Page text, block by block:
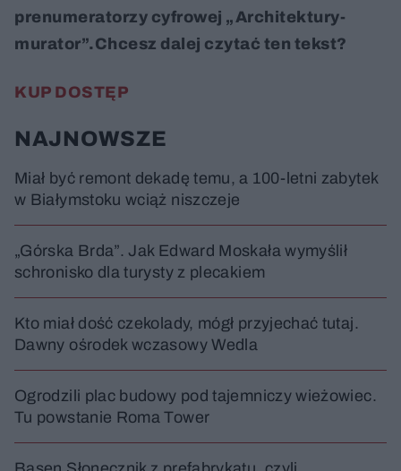
prenumeratorzy cyfrowej „Architektury-
murator”.Chcesz dalej czytać ten tekst?
KUP DOSTĘP
NAJNOWSZE
Miał być remont dekadę temu, a 100-letni zabytek
w Białymstoku wciąż niszczeje
„Górska Brda”. Jak Edward Moskała wymyślił
schronisko dla turysty z plecakiem
Kto miał dość czekolady, mógł przyjechać tutaj.
Dawny ośrodek wczasowy Wedla
Ogrodzili plac budowy pod tajemniczy wieżowiec.
Tu powstanie Roma Tower